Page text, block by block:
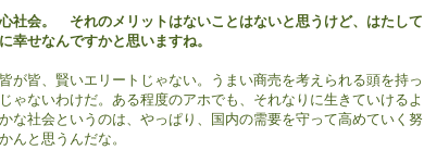
社会。 それのメリットはないことはないと思うけど、はたして
幸せなんですかと思いますね。
が皆、賢いエリートじゃない。うまい商売を考えられる頭を持っ
ゃないわけだ。ある程度のアホでも、それなりに生きていけるよ
な社会というのは、やっぱり、国内の需要を守って高めていく努
んと思うんだな。